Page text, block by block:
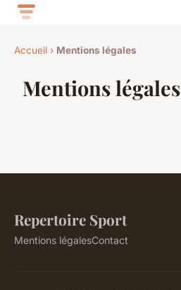
Accueil › Mentions légales
Mentions légales
Repertoire Sport
Mentions légalesContact